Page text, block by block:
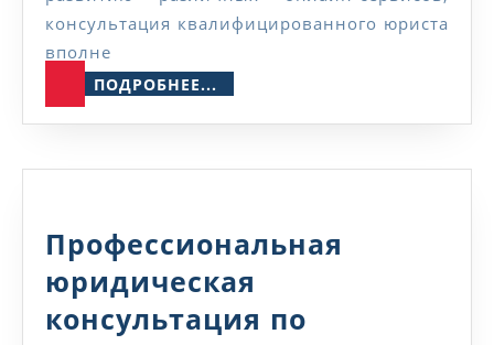
—
консультация квалифицированного юриста
вполне
ПОДРОБНЕЕ...
Профессиональная
юридическая
консультация по